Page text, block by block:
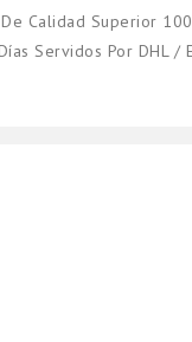
Calidad Superior
Servidos Por DHL /